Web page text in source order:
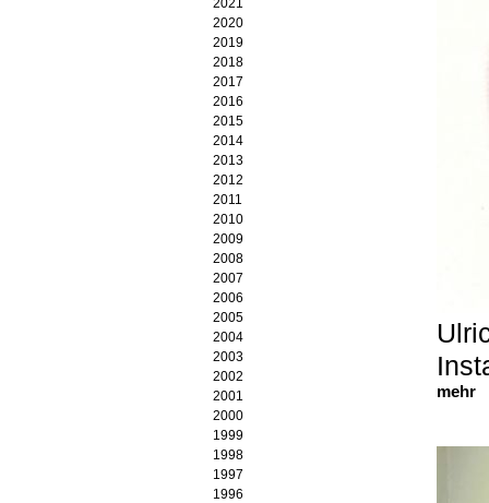
James Geccelli
Jürgen Giersch
Jim Harris
Andrea Hess
Stefan Hösl
Susi Juvan
Alfons Lachauer
Ulrich Langenbach
Agnès Maes
Carlos Matter
Annette Merkenthaler
Ralph Merschmann
Hösl & Mihaljevic
Koho Mori-Newton
Cristina Ohlmer
Jean Pfaff
Hans Rath
Bettina Rave
Lola Renn
Achim Sakic
Klaus Schneider
Bernd Seegebrecht
Esther Strub
SUVAT
Peter Tollens
2021
2020
2019
2018
2017
2016
2015
2014
2013
2012
2011
2010
2009
2008
2007
2006
2005
2004
2003
2002
2001
2000
1999
1998
1997
1996
mehr